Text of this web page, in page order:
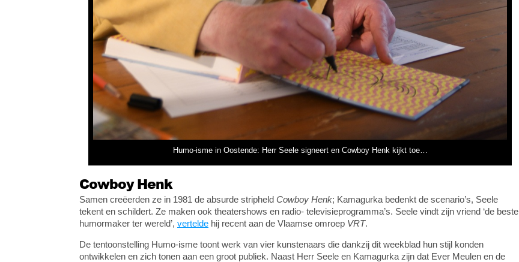
Humo-isme in Oostende: Herr Seele signeert en Cowboy Henk kijkt toe…
Cowboy Henk
Samen creëerden ze in 1981 de absurde stripheld Cowboy Henk; Kamagurka bedenkt de scenario’s, Seele
tekent en schildert. Ze maken ook theatershows en radio- televisieprogramma’s. Seele vindt zijn vriend ‘de beste
humormaker ter wereld’, vertelde hij recent aan de Vlaamse omroep VRT.
De tentoonstelling Humo-isme toont werk van vier kunstenaars die dankzij dit weekblad hun stijl konden
ontwikkelen en zich tonen aan een groot publiek. Naast Herr Seele en Kamagurka zijn dat Ever Meulen en de